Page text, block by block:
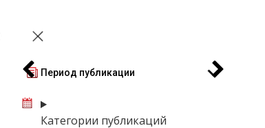
Период публикации
Категории публикаций